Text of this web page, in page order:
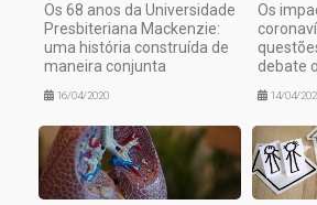
Os 68 anos da Universidade
Presbiteriana Mackenzie:
uma história construída de
maneira conjunta
16/04/2020
Os
debate
14/04/